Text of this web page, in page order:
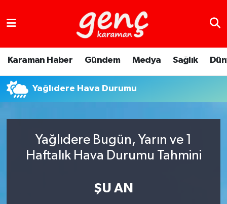
Karaman Haber Gündem Medya Sağlık
Yağlıdere Hava Durumu
Yağlıdere Bugün, Yarın ve 1
Haftalık Hava Durumu Tahmini
ŞU AN